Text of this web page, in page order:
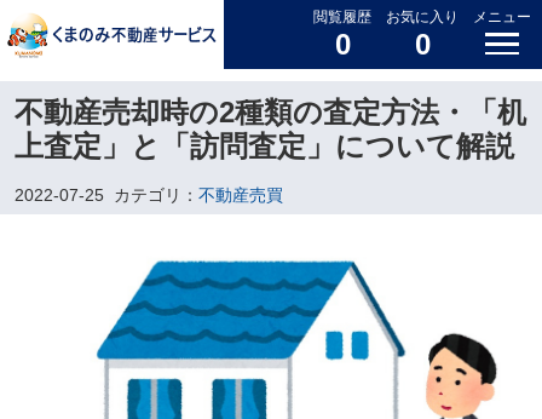
閲覧履歴
0
お気に入り
0
メニュー
不動産売却時の2種類の査定方法・「机
上査定」と「訪問査定」について解説
2022-07-25 カテゴリ： 不動産売買